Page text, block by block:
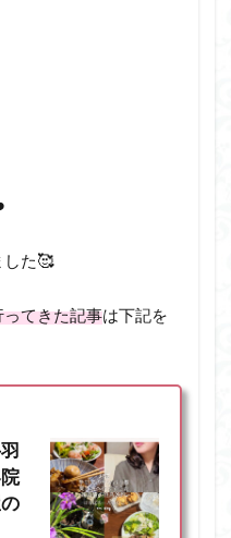
した🥰
てきた記事は下記を